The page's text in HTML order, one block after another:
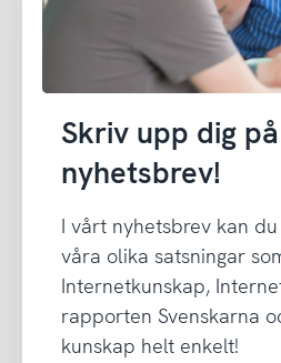
Skriv upp dig
nyhetsbrev!
I vårt nyhetsbrev kan
våra olika satsningar
Internetkunskap,
rapporten Svenskarna
kunskap helt enkelt!